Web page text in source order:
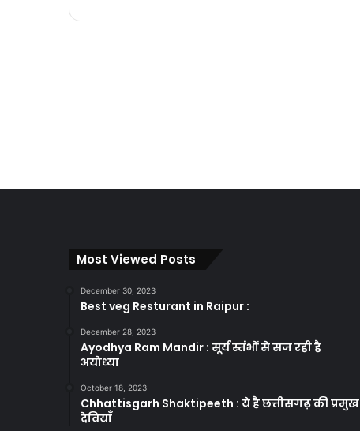
Most Viewed Posts
December 30, 2023
Best veg Resturant in Raipur :
December 28, 2023
Ayodhya Ram Mandir : सूर्य स्तंभों से सज रही है
अयोध्या
October 18, 2023
Chhattisgarh Shaktipeeth : ये है छत्तीसगढ़ की प्रमुख
देवियाँ